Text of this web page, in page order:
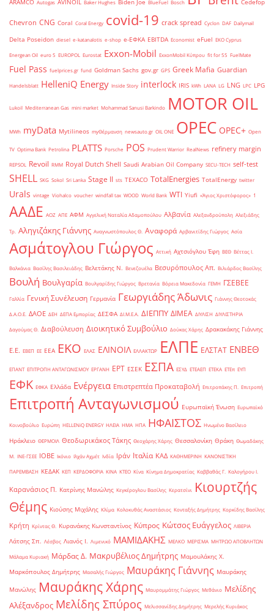
ARAMCO Autogas AVINOIL Baker Hughes Biden Joe BlueFuel Bosch Cedefop
Chevron CNG Coral Coral Energy covid-19 crack spread Cyclon DAF Dailymail
Delta Poseidon diesel e-katanalotis e-shop e-ΕΦΚΑ EBITDA Economist eFuel EKO Cyprus
Energean Oil euro 5 EUROPOL Eurostat Exxon-Mobil ExxonMobil Κύπρου fit for 55 FuelMate
Fuel Pass fuelprices.gr fund Goldman Sachs gov.gr GPS Greek Mafia Guardian
Handelsblatt HelleniQ Energy Inside Story interlock IRIS kWh LANA LG LNG LPC LPG
Lukoil Mediterranean Gas mini market Mohammad Sanusi Barkindo MOTOR OIL
MWh myData Mytilineos myΘέρμανση newsauto.gr OIL ONE OPEC OPEC+ Open
TV Optima Bank Petrolina PLATTS Porsche POS Prudent Warrior RealNews refinery margin
REPSOL Revoil RMM Royal Dutch Shell Saudi Arabian Oil Company SECU-TECH self-test
SHELL SKG Sokol Sri Lanka Stage II sts TEXACO TotalEnergies TotalEnergy twitter
Urals vintage Viohalco voucher windfall tax WOOD World Bank WTI Yiufi «Άγιος Χριστόφορος» ΄1
ΑΑΔΕ ΑΟΖ ΑΠΕ ΑΦΜ Αγγελική Ναταλία Αδαμοπούλου Αλβανία Αλεξανδρούπολη Αλεξιάδης
Τρ. Αληγιζάκης Γιάννης Αναγνωστόπουλος Θ. Αναφορά Αρβανιτίδης Γιώργος Ασία
Ασμάτογλου Γιώργος Αττική Αχτσιόγλου Έφη ΒΕΘ Βέττας Ι.
Βαλκάνια Βασίλης Βασιλειάδης Βελετάκης Ν. Βενεζουέλα Βεσυρόπουλος Απ. Βιλιάρδος Βασίλης
Βουλή Βουλγαρία Βουλγαρίδης Γιώργος Βρετανία Βόρεια Μακεδονία ΓΕΜΗ ΓΣΕΒΕΕ
Γαλλία Γενική Συνέλευση Γερμανία Γεωργιάδης Άδωνις Γιάννης Θεοτοκάς
Δ.Α.Ο.Ε. ΔΑΟΕ ΔΕΗ ΔΕΠΑ Εμπορίας ΔΕΣΦΑ ΔΙ.Μ.Ε.Α. ΔΙΕΠΠΥ ΔΙΜΕΑ ΔΙΥΛΙΣΗ ΔΙΥΛΙΣΤΗΡΙΑ
Δαγούμας Θ. Διαβούλευση Διοικητικό Συμβούλιο Δούκας Χάρης Δρακακάκης Γιάννης
Ε.Ε. ΕΒΕΠ ΕΕ ΕΕΑ ΕΚΟ ΕΛΑΣ ΕΛΙΝΟΙΛ ΕΛΛΑΚΤΩΡ ΕΛΠΕ ΕΛΣΤΑΤ ΕΝΒΕΘ
ΕΠΑΝΤ ΕΠΙΤΡΟΠΗ ΑΝΤΑΓΩΝΙΣΜΟΥ ΕΡΓΑΝΗ ΕΡΤ ΕΣΕΚ ΕΣΠΑ ΕΣΥΔ ΕΤΕΑΕΠ ΕΤΕΚΑ ΕΤΕπ ΕΥΠ
ΕΦΚ ΕΦΚΑ Ελλάδα Ενέργεια Επιστρεπτέα Προκαταβολή Επιτροπάκης Π. Επιτροπή
Επιτροπή Ανταγωνισμού Ευρωπαϊκή Ένωση Ευρωπαϊκό
Κοινοβούλιο Ευρώπη ΗELLENiQ ENERGY ΗΛΕΙΑ ΗΜΑ ΗΠΑ ΗΦΑΙΣΤΟΣ Ηνωμένο Βασίλειο
Ηράκλειο ΘΕΡΜΟΙΛ Θεοδωρικάκος Τάκης Θεοχάρης Χάρης Θεσσαλονίκη Θράκη Θωμαδάκης
Μ. ΙΝΕ-ΓΣΕΕ ΙΟΒΕ Ικόνιο Ιλχάν Αχμέτ Ινδία Ιράν Ιταλία ΚΑΔ ΚΑΘΗΜΕΡΙΝΗ ΚΑΝΟΝΙΣΤΙΚΗ
ΠΑΡΕΜΒΑΣΗ ΚΕΔΑΚ ΚΕΠ ΚΕΡΔΟΦΟΡΙΑ ΚΙΝΑ ΚΤΕΟ Κίνα Κίνημα Δημοκρατίας Καββαθάς Γ. Καλογήρου Ι.
Καρανάσιος Π. Κατρίνης Μανώλης Κεγκέρογλου Βασίλης Κερατσίνι
Κιουρτζής
Θέμης Κιούσης Μιχάλης Κλίμα Κολοκυθάς Αναστάσιος Κονταξής Δημήτρης Κορκίδης Βασίλης
Κρήτη Κρίντας Θ. Κυρανάκης Κωνσταντίνος Κύπρος Κώτσος Ευάγγελος ΛΙΒΕΡΙΑ
Λάτσης Σπ. Λέσβος Λιανός Ι. Λιμενικό ΜΑΜΙΔΑΚΗΣ ΜΕΛΚΟ ΜΕΡΙΣΜΑ ΜΗΤΡΩΟ ΑΠΟΒΛΗΤΩΝ
Μάλαμα Κυριακή Μάρδας Δ. Μακρυβέλιος Δημήτρης Μαμουλάκης Χ.
Μαρκόπουλος Δημήτρης Μασαλής Γιώργος Μαυράκης Γιάννης Μαυράκης
Μανώλης Μαυράκης Χάρης Μαυρομμάτης Γιώργος Μεθάνιο Μελίδης
Αλέξανδρος Μελίδης Σπύρος Μελισσανίδης Δημήτρης Μερελής Κυριάκος